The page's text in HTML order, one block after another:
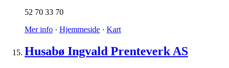
52 70 33 70
Mer info · Hjemmeside · Kart
Husabø Ingvald Prenteverk AS